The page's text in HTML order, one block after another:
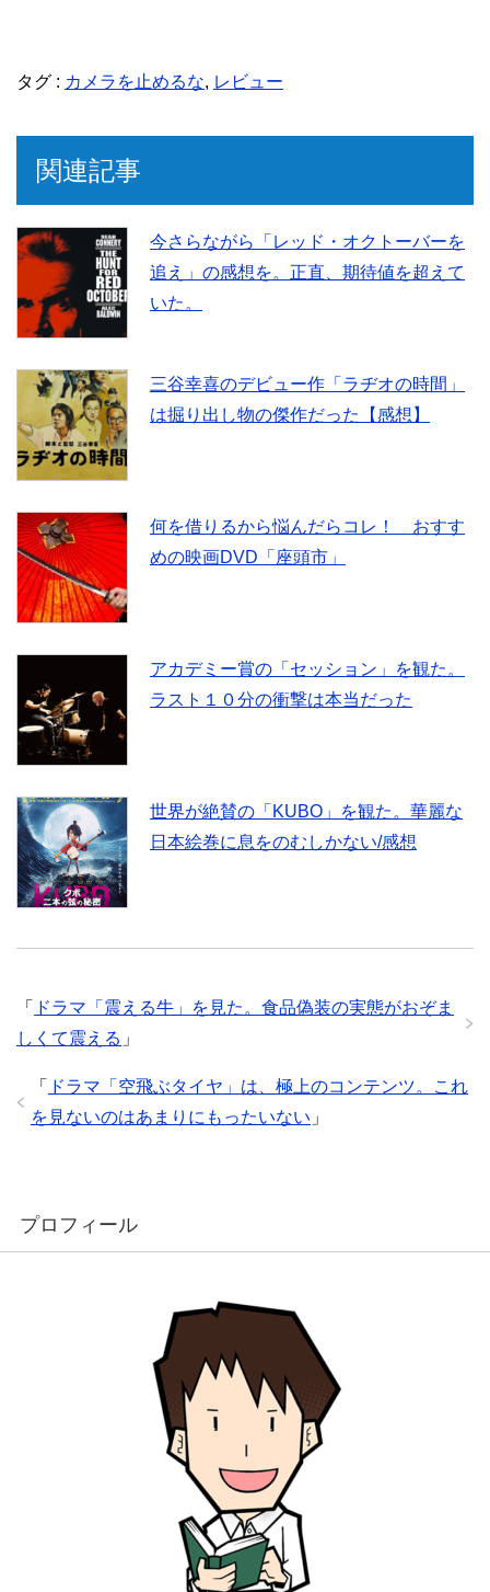
c
o
k
i
e
n
タグ : カメラを止めるな, レビュー
関連記事
今さらながら「レッド・オクトーバーを
追え」の感想を。正直、期待値を超えて
いた。
三谷幸喜のデビュー作「ラヂオの時間」
は掘り出し物の傑作だった【感想】
何を借りるから悩んだらコレ！ おすす
めの映画DVD「座頭市」
アカデミー賞の「セッション」を観た。
ラスト１０分の衝撃は本当だった
世界が絶賛の「KUBO」を観た。華麗な
日本絵巻に息をのむしかない/感想
「
ドラマ「震える牛」を見た。食品偽装の実態がおぞま
しくて震える 」
「
ドラマ「空飛ぶタイヤ」は、極上のコンテンツ。これ
を見ないのはあまりにもったいない 」
プロフィール